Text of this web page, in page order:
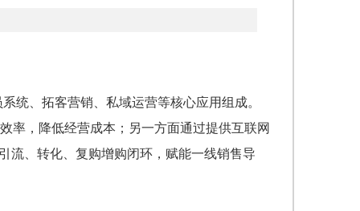
统、拓客营销、私域运营等核心应用组成。
率，降低经营成本；另一方面通过提供互联网
流、转化、复购增购闭环，赋能一线销售导